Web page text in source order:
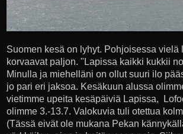
Suomen kesä on lyhyt. Pohjoisessa vielä
korvaavat paljon. "Lapissa kaikki kukkii
Minulla ja miehelläni on ollut suuri ilo
jo pari eri jaksoa. Kesäkuun alussa
vietimme upeita kesäpäiviä Lapissa,
olimme 3.-13.7. Valokuvia tuli otettua
(Tässä eivät ole mukana Pekan